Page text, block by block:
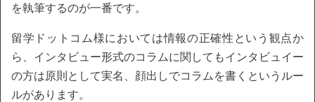
を執筆するのが一番です。
留学ドットコム様においては情報の正確性という観点か
ら、インタビュー形式のコラムに関してもインタビュイー
の方は原則として実名、顔出しでコラムを書くというルー
ルがあります。